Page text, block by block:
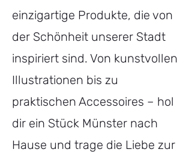
einzigartige Produkte, die von
der Schönheit unserer Stadt
inspiriert sind. Von kunstvollen
Illustrationen bis zu
praktischen Accessoires – hol
dir ein Stück Münster nach
Hause und trage die Liebe zur